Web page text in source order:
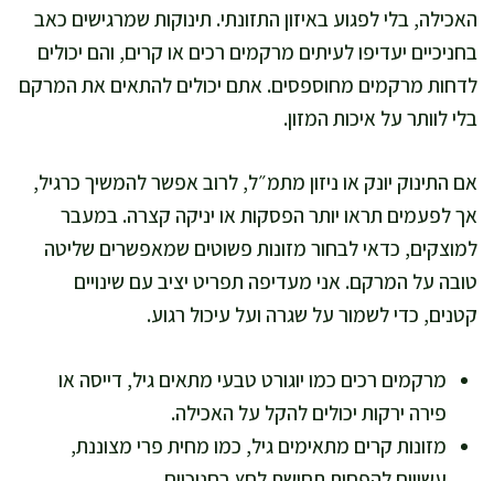
האכילה, בלי לפגוע באיזון התזונתי. תינוקות שמרגישים כאב
בחניכיים יעדיפו לעיתים מרקמים רכים או קרים, והם יכולים
לדחות מרקמים מחוספסים. אתם יכולים להתאים את המרקם
בלי לוותר על איכות המזון.
אם התינוק יונק או ניזון מתמ״ל, לרוב אפשר להמשיך כרגיל,
אך לפעמים תראו יותר הפסקות או יניקה קצרה. במעבר
למוצקים, כדאי לבחור מזונות פשוטים שמאפשרים שליטה
טובה על המרקם. אני מעדיפה תפריט יציב עם שינויים
קטנים, כדי לשמור על שגרה ועל עיכול רגוע.
מרקמים רכים כמו יוגורט טבעי מתאים גיל, דייסה או
פירה ירקות יכולים להקל על האכילה.
מזונות קרים מתאימים גיל, כמו מחית פרי מצוננת,